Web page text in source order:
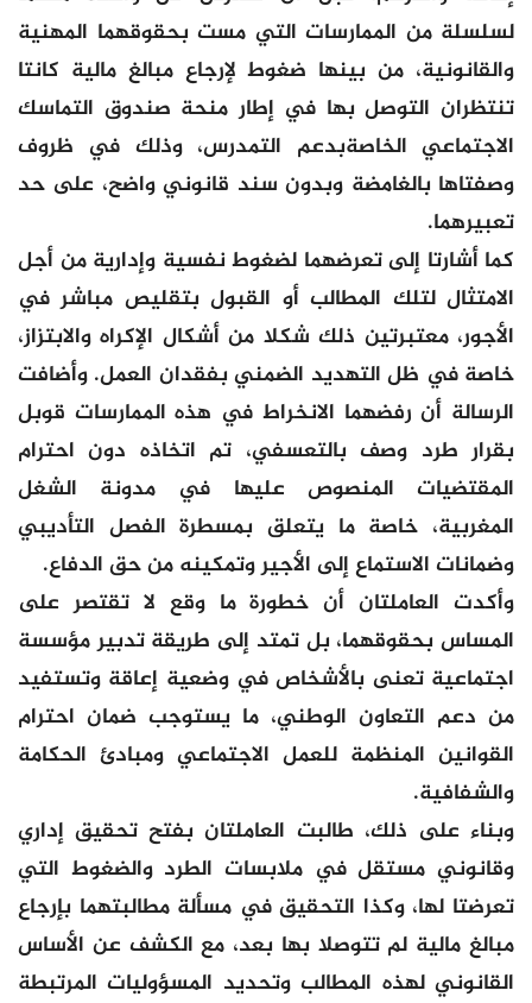
لسلسلة من الممارسات التي مست بحقوقهما المهنية
والقانونية، من بينها ضغوط لإرجاع مبالغ مالية كانتا
تنتظران التوصل بها في إطار منحة صندوق التماسك
الاجتماعي الخاصةبدعم التمدرس، وذلك في ظروف
وصفتاها بالغامضة وبدون سند قانوني واضح، على حد
تعبيرهما.
كما أشارتا إلى تعرضهما لضغوط نفسية وإدارية من أجل
الامتثال لتلك المطالب أو القبول بتقليص مباشر في
الأجور، معتبرتين ذلك شكلا من أشكال الإكراه والابتزاز،
خاصة في ظل التهديد الضمني بفقدان العمل. وأضافت
الرسالة أن رفضهما الانخراط في هذه الممارسات قوبل
بقرار طرد وصف بالتعسفي، تم اتخاذه دون احترام
المقتضيات المنصوص عليها في مدونة الشغل
المغربية، خاصة ما يتعلق بمسطرة الفصل التأديبي
وضمانات الاستماع إلى الأجير وتمكينه من حق الدفاع.
وأكدت العاملتان أن خطورة ما وقع لا تقتصر على
المساس بحقوقهما، بل تمتد إلى طريقة تدبير مؤسسة
اجتماعية تعنى بالأشخاص في وضعية إعاقة وتستفيد
من دعم التعاون الوطني، ما يستوجب ضمان احترام
القوانين المنظمة للعمل الاجتماعي ومبادئ الحكامة
والشفافية.
وبناء على ذلك، طالبت العاملتان بفتح تحقيق إداري
وقانوني مستقل في ملابسات الطرد والضغوط التي
تعرضتا لها، وكذا التحقيق في مسألة مطالبتهما بإرجاع
مبالغ مالية لم تتوصلا بها بعد، مع الكشف عن الأساس
القانوني لهذه المطالب وتحديد المسؤوليات المرتبطة